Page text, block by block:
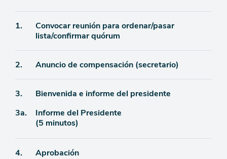
Ítem
1.
Convocar reunión para ordenar/pasar
lista/confirmar quórum
Ítem
agenda
2. Anuncio de compensación (secretario)
Ítem
de
agenda
3.
Bienvenida e informe del presidente
Ítem
3a.
Informe del Presidente
(5 minutos)
Ítem
4.
Aprobación